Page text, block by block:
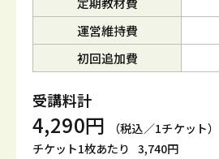
運営維持費
初回追加費
受講料計
4,290円
（税込／1チケット）
チケット1枚あたり 3,740円